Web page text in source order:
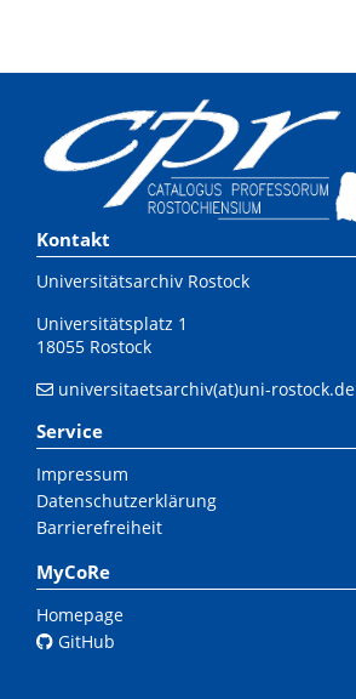
Kontakt
Universitätsarchiv Rostock
Universitätsplatz 1
18055 Rostock
universitaetsarchiv(at)uni-rostock.de
Service
Impressum
Datenschutzerklärung
Barrierefreiheit
MyCoRe
Homepage
GitHub